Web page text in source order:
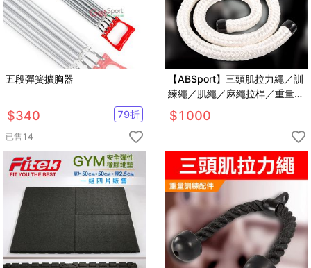
五段彈簧擴胸器
$340 79折
已售 14
【ABSport】三頭肌拉力繩／訓
練繩／肌繩／麻繩拉桿／重量訓
練配件
$1000